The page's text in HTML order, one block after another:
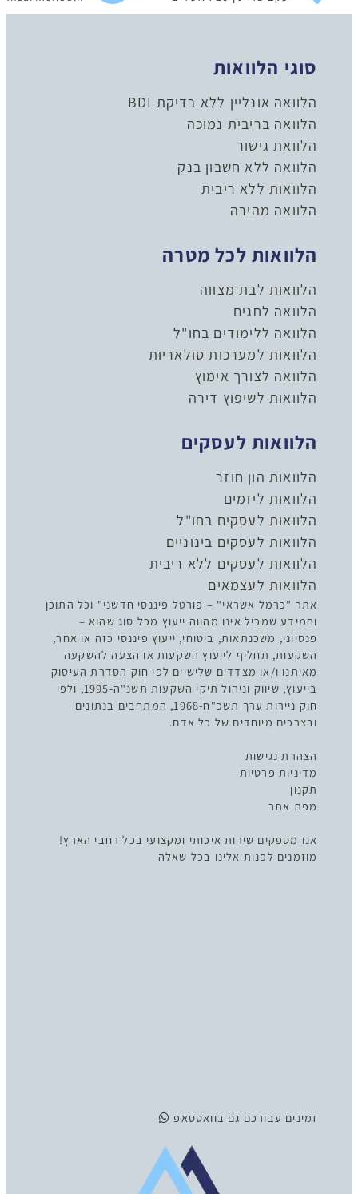
סוגי הלוואות
הלוואה אונליין ללא בדיקת BDI
הלוואה בריבית נמוכה
הלוואת גישור
הלוואה ללא חשבון בנק
הלוואות ללא ריבית
הלוואה מהירה
הלוואות לכל מטרה
הלוואות לבת מצווה
הלוואה לחגים
הלוואה ללימודים בחו"ל
הלוואות למערכות סולאריות
הלוואה לצורך אימוץ
הלוואות לשיפוץ דירה
הלוואות לעסקים
הלוואות הון חוזר
הלוואות ליזמים
הלוואות לעסקים בחו"ל
הלוואות לעסקים בינוניים
הלוואות לעסקים ללא ריבית
הלוואות לעצמאים
אתר "כרמל אשראי" – פורטל פיננסי חדשני" וכל התוכן
והמידע שמכיל אינו מהווה ייעוץ מכל סוג שהוא –
פנסיוני, משכנתאות, ביטוחי, ייעוץ פיננסי כזה או אחר,
השקעות, תחליף לייעוץ השקעות או הצעה להשקעה
מאיתנו ו/או מצדדים שלישיים לפי חוק הסדרת העיסוק
בייעוץ, שיווק וניהול תיקי השקעות תשנ"ה-1995, ולפי
חוק ניירות ערך תשכ"ח-1968, המתחבים בנתונים
ובצרכים מיוחדים של כל אדם.
הצהרת נגישות
מדיניות פרטיות
תקנון
מפת אתר
אנו מספקים שירות איכותי ומקצועי בכל רחבי הארץ!
מוזמנים לפנות אלינו בכל שאלה
זמינים עבורכם גם בוואטסאפ